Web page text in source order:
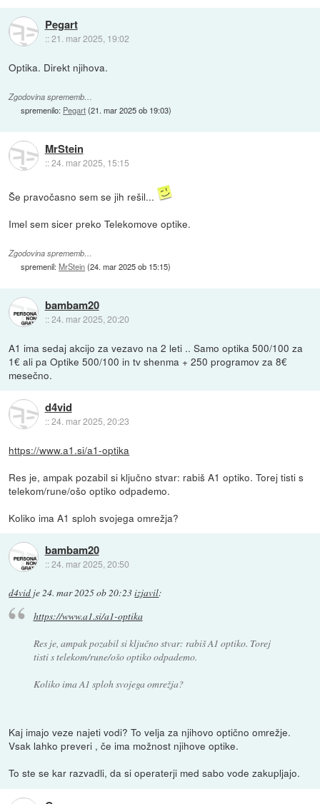
Pegart
::21. mar 2025, 19:02
Optika. Direkt njihova.
Zgodovina sprememb…
spremenilo: Pegart(21. mar 2025 ob 19:03)
MrStein
::24. mar 2025, 15:15
Še pravočasno sem se jih rešil...
Imel sem sicer preko Telekomove optike.
Zgodovina sprememb…
spremenil:MrStein(24. mar 2025 ob 15:15)
bambam20
::24. mar 2025, 20:20
A1 ima sedaj akcijo za vezavo na 2 leti .. Samo optika 500/100 za
1€ ali pa Optike 500/100 in tv shenma + 250 programov za 8€
mesečno.
d4vid
::24. mar 2025, 20:23
https://www.a1.si/a1-optika
Res je, ampak pozabil si ključno stvar: rabiš A1 optiko. Torej tisti s
telekom/rune/ošo optiko odpademo.
Koliko ima A1 sploh svojega omrežja?
bambam20
::24. mar 2025, 20:50
d4vid je24. mar 2025 ob 20:23izjavil:
https://www.a1.si/a1-optika
Res je, ampak pozabil si ključno stvar: rabiš A1 optiko. Torej
tisti s telekom/rune/ošo optiko odpademo.
Koliko ima A1 sploh svojega omrežja?
Kaj imajo veze najeti vodi? To velja za njihovo optično omrežje.
Vsak lahko preveri , če ima možnost njihove optike.
To ste se kar razvadli, da si operaterji med sabo vode zakupljajo.